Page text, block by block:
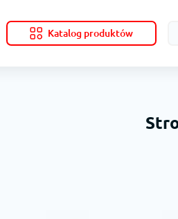
Katalog produktów